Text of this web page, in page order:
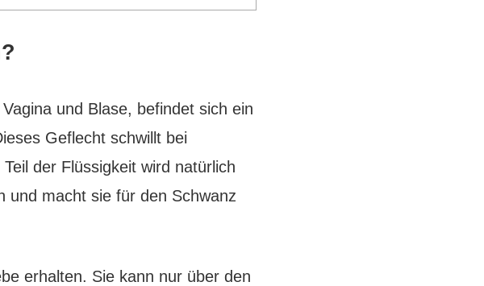
und Blase, befindet sich ein
Geflecht schwillt bei
der Flüssigkeit wird natürlich
und macht sie für den Schwanz
erhalten. Sie kann nur über den